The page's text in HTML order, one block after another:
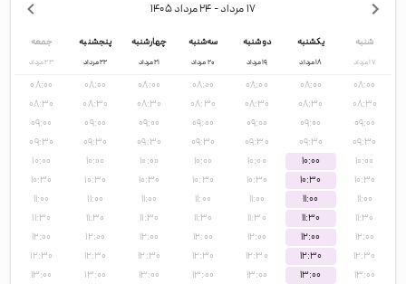
۱۷ مرداد - ۲۴ مرداد ۱۴۰۵
شنبه
۱۷مرداد
۰۸:۰۰
۰۸:۳۰
۰۹:۰۰
۰۹:۳۰
۱۰:۰۰
۱۰:۳۰
۱۱:۰۰
۱۱:۳۰
۱۲:۰۰
۱۲:۳۰
۱۳:۰۰
یکشنبه
۱۸مرداد
۰۸:۰۰
۰۸:۳۰
۰۹:۰۰
۰۹:۳۰
۱۰:۰۰
۱۰:۳۰
۱۱:۰۰
۱۱:۳۰
۱۲:۰۰
۱۲:۳۰
۱۳:۰۰
دوشنبه
۱۹مرداد
۰۸:۰۰
۰۸:۳۰
۰۹:۰۰
۰۹:۳۰
۱۰:۰۰
۱۰:۳۰
۱۱:۰۰
۱۱:۳۰
۱۲:۰۰
۱۲:۳۰
۱۳:۰۰
سه‌شنبه
۲۰مرداد
۰۸:۰۰
۰۸:۳۰
۰۹:۰۰
۰۹:۳۰
۱۰:۰۰
۱۰:۳۰
۱۱:۰۰
۱۱:۳۰
۱۲:۰۰
۱۲:۳۰
۱۳:۰۰
چهارشنبه
۲۱مرداد
۰۸:۰۰
۰۸:۳۰
۰۹:۰۰
۰۹:۳۰
۱۰:۰۰
۱۰:۳۰
۱۱:۰۰
۱۱:۳۰
۱۲:۰۰
۱۲:۳۰
۱۳:۰۰
پنجشنبه
۲۲مرداد
۰۸:۰۰
۰۸:۳۰
۰۹:۰۰
۰۹:۳۰
۱۰:۰۰
۱۰:۳۰
۱۱:۰۰
۱۱:۳۰
۱۲:۰۰
۱۲:۳۰
۱۳:۰۰
جمعه
۲۳مرداد
۰۸:۰۰
۰۸:۳۰
۰۹:۰۰
۰۹:۳۰
۱۰:۰۰
۱۰:۳۰
۱۱:۰۰
۱۱:۳۰
۱۲:۰۰
۱۲:۳۰
۱۳:۰۰